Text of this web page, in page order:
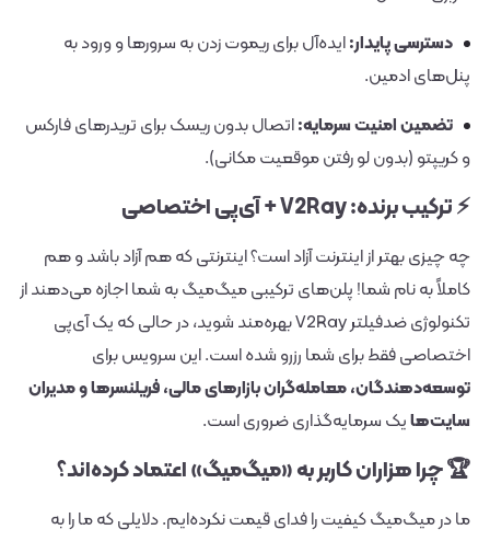
دسترسی پایدار:ایده‌آل برای ریموت زدن به سرورها و ورود به
پنل‌های ادمین.
تضمین امنیت سرمایه:اتصال بدون ریسک برای تریدرهای فارکس
و کریپتو (بدون لو رفتن موقعیت مکانی).
⚡ ترکیب برنده: V2Ray + آی‌پی اختصاصی
چه چیزی بهتر از اینترنت آزاد است؟ اینترنتی که هم آزاد باشد و هم
کاملاً به نام شما! پلن‌های ترکیبی میگ‌میگ به شما اجازه می‌دهند از
تکنولوژی ضد‌فیلتر V2Ray بهره‌مند شوید، در حالی که یک آی‌پی
اختصاصی فقط برای شما رزرو شده است. این سرویس برای
توسعه‌دهندگان، معامله‌گران بازارهای مالی، فریلنسرها و مدیران
سایت‌هایک سرمایه‌گذاری ضروری است.
🏆 چرا هزاران کاربر به «میگ‌میگ» اعتماد کرده‌اند؟
ما در میگ‌میگ کیفیت را فدای قیمت نکرده‌ایم. دلایلی که ما را به